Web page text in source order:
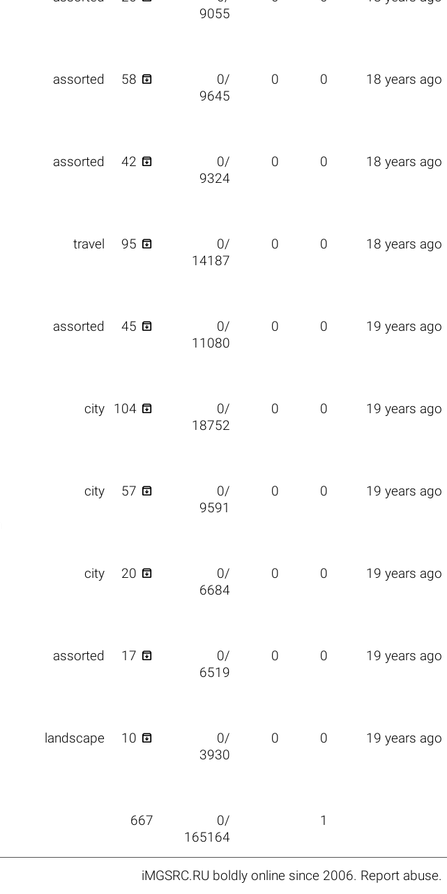
9055
assorted 58 
0/
9645
0 0 18 years ago
assorted 42 
0/
9324
0 0 18 years ago
travel 95 
0/
14187
0 0 18 years ago
assorted 45 
0/
11080
0 0 19 years ago
city 104 
0/
18752
0 0 19 years ago
city 57 
0/
9591
0 0 19 years ago
city 20 
0/
6684
0 0 19 years ago
assorted 17 
0/
6519
0 0 19 years ago
landscape 10 
0/
3930
0 0 19 years ago
667
0/
165164
1
iMGSRC.RU boldly online since 2006. Report abuse.